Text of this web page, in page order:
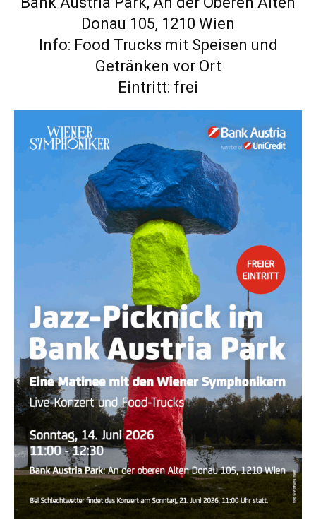
Donau 105, 1210 Wien
Info: Food Trucks mit Speisen und
Getränken vor Ort
Eintritt: frei